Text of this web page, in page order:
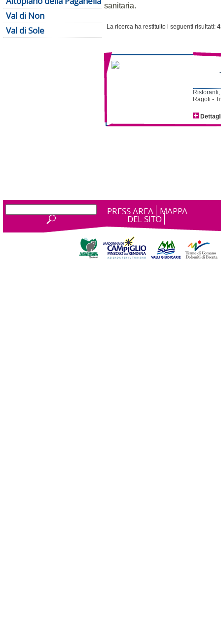
Val di Non
Val di Sole
sanitaria.
La ricerca ha restituito i seguenti risultati:
Ragoli -
PRESS AREA MAPPA
DEL SITO